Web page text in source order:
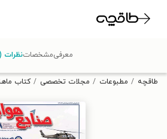
تخفیف از طاقچه دریافت
طاقچه مطبوعات مجلات تخصصی کتاب ماهنامه
معرفیمشخصاتنظرات (۰)